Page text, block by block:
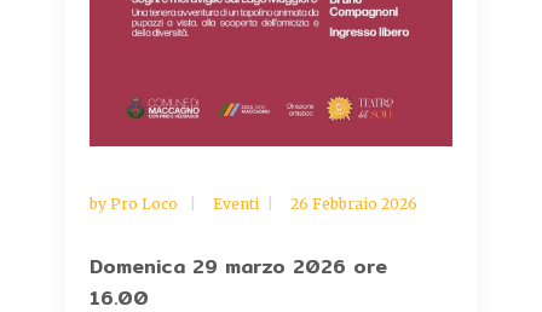
by Pro Loco Eventi 26 Febbraio 2026
Domenica 29 marzo 2026 ore
16.00